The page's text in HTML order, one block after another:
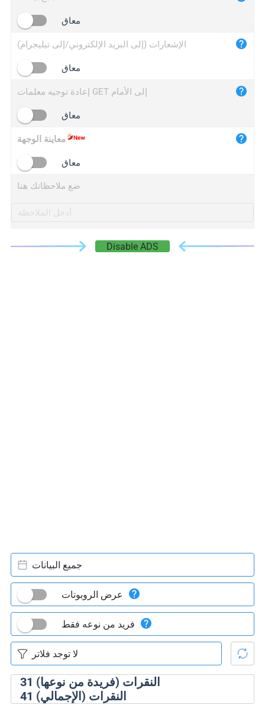
iplogger.cn
معاق
الإشعارات (إلى البريد الإلكتروني/إلى تيليجرام)
معاق
إعادة توجيه معلمات GET إلى الأمام
معاق
معاينة الوجهة
معاق
ضع ملاحظاتك هنا
Disable ADS
31 النقرات (فريدة من نوعها)
41 النقرات (الإجمالي)
جميع البيانات
عرض الروبوتات
فريد من نوعه فقط